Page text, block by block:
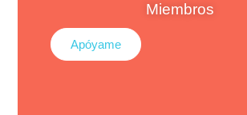
Miembros
Apóyame